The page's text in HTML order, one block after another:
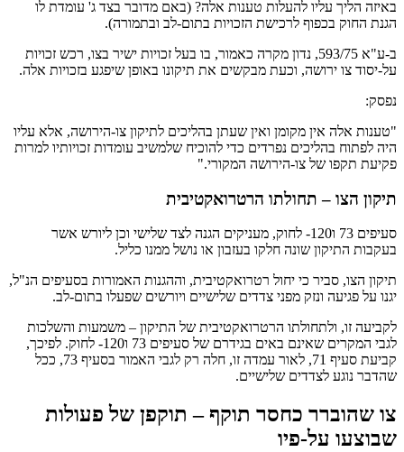
באיזה הליך עליו להעלות טענות אלה? (באם מדובר בצד ג' עומדת לו
הגנת החוק בכפוף לרכישת הזכויות בתום-לב ובתמורה).
ב-ע"א 593/75, נדון מקרה כאמור, בו בעל זכויות ישיר בצו, רכש זכויות
על-יסוד צו ירושה, וכעת מבקשים את תיקונו באופן שיפגע בזכויות אלה.
נפסק:
"טענות אלה אין מקומן ואין שעתן בהליכים לתיקון צו-הירושה, אלא עליו
היה לפתוח בהליכים נפרדים כדי להוכיח שלמשיב עומדות זכויותיו למרות
פקיעת תקפו של צו-הירושה המקורי."
תיקון הצו – תחולתו הרטרואקטיבית
סעיפים 73 ו120- לחוק, מעניקים הגנה לצד שלישי וכן ליורש אשר
בעקבות התיקון שונה חלקו בעזבון או נושל ממנו כליל.
תיקון הצו, סביר כי יחול רטרואקטיבית, וההגנות האמורות בסעיפים הנ"ל,
יגנו על פגיעה ונזק מפני צדדים שלישיים ויורשים שפעלו בתום-לב.
לקביעה זו, ולתחולתו הרטרואקטיבית של התיקון – משמעות והשלכות
לגבי המקרים שאינם באים בגידרם של סעיפים 73 ו120- לחוק. לפיכך,
קביעת סעיף 71, לאור עמדה זו, חלה רק לגבי האמור בסעיף 73, ככל
שהדבר נוגע לצדדים שלישיים.
צו שהוברר כחסר תוקף – תוקפן של פעולות
שבוצעו על-פיו